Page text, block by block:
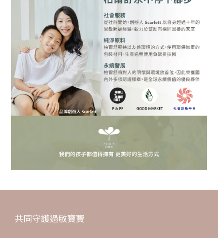
共同守護過敏寶寶